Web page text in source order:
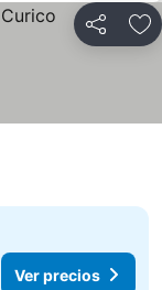
Compartir
Ver precios